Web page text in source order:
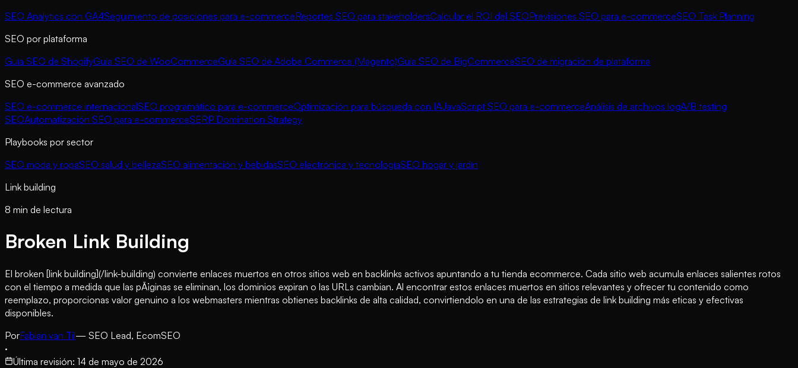
SEO Analytics con GA4Seguimiento de posiciones para e-commerceReportes SEO para stakeholdersCalcular el ROI del SEOPrevisiones SEO para e-commerceSEO Task Planning
SEO por plataforma
Guía SEO de ShopifyGuía SEO de WooCommerceGuía SEO de Adobe Commerce (Magento)Guía SEO de BigCommerceSEO de migración de plataforma
SEO e-commerce avanzado
SEO e-commerce internacionalSEO programático para e-commerceOptimización para búsqueda con IAJavaScript SEO para e-commerceAnálisis de archivos logA/B testing
SEOAutomatización SEO para e-commerceSERP Domination Strategy
Playbooks por sector
SEO moda y ropaSEO salud y bellezaSEO alimentación y bebidasSEO electrónica y tecnologíaSEO hogar y jardín
Link building
8 min de lectura
Broken Link Building
El broken [link building](/link-building) convierte enlaces muertos en otros sitios web en backlinks activos apuntando a tu tienda ecommerce. Cada sitio web acumula enlaces salientes rotos
con el tiempo a medida que las pÃ¡ginas se eliminan, los dominios expiran o las URLs cambian. Al encontrar estos enlaces muertos en sitios relevantes y ofrecer tu contenido como
reemplazo, proporcionas valor genuino a los webmasters mientras obtienes backlinks de alta calidad, convirtiendolo en una de las estrategias de link building más eticas y efectivas
disponibles.
PorFabian van Til— SEO Lead, EcomSEO
·
Última revisión: 14 de mayo de 2026